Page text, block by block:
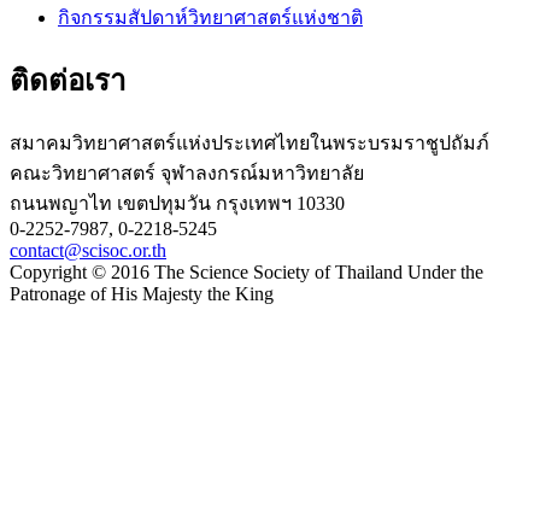
กิจกรรมสัปดาห์วิทยาศาสตร์แห่งชาติ
ติดต่อเรา
สมาคมวิทยาศาสตร์แห่งประเทศไทยในพระบรมราชูปถัมภ์
คณะวิทยาศาสตร์ จุฬาลงกรณ์มหาวิทยาลัย
ถนนพญาไท เขตปทุมวัน กรุงเทพฯ 10330
0-2252-7987, 0-2218-5245
contact@scisoc.or.th
Copyright © 2016 The Science Society of Thailand Under the
Patronage of His Majesty the King